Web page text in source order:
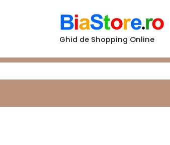
Ghid de Shopping Online